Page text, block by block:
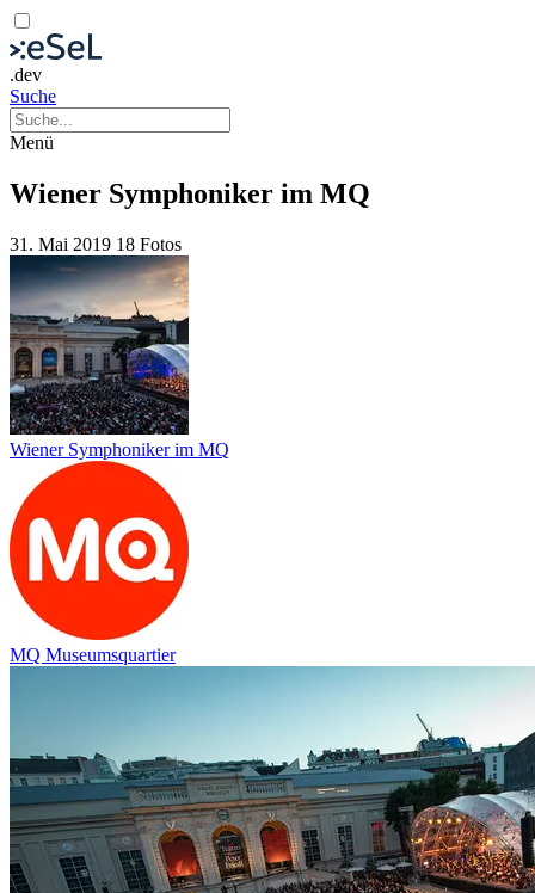
.dev
Suche
Menü
Wiener Symphoniker im MQ
31. Mai 2019 18 Fotos
Wiener Symphoniker im MQ
MQ Museumsquartier